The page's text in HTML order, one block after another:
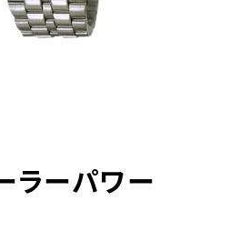
ラーパワー